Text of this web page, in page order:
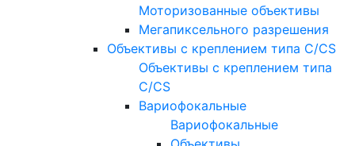
Моторизованные объективы
Мегапиксельного разрешения
Объективы с креплением типа C/CS
Объективы с креплением типа
C/CS
Вариофокальные
Вариофокальные